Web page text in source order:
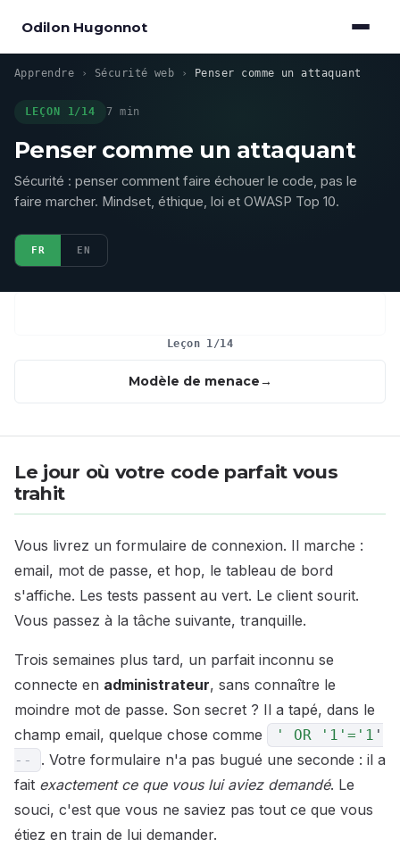
Odilon Hugonnot
Apprendre › Sécurité web › Penser comme un attaquant
LEÇON 1/14 7 min
Penser comme un attaquant
Sécurité : penser comment faire échouer le code, pas le
faire marcher. Mindset, éthique, loi et OWASP Top 10.
FR EN
Leçon 1/14
Modèle de menace
Le jour où votre code parfait vous
trahit
Vous livrez un formulaire de connexion. Il marche :
email, mot de passe, et hop, le tableau de bord
s'affiche. Les tests passent au vert. Le client sourit.
Vous passez à la tâche suivante, tranquille.
Trois semaines plus tard, un parfait inconnu se
connecte en administrateur, sans connaître le
moindre mot de passe. Son secret ? Il a tapé, dans le
champ email, quelque chose comme
' OR ' 1 '=' 1 '
--
. Votre formulaire n'a pas bugué une seconde : il a
fait exactement ce que vous lui aviez demandé. Le
souci, c'est que vous ne saviez pas tout ce que vous
étiez en train de lui demander.